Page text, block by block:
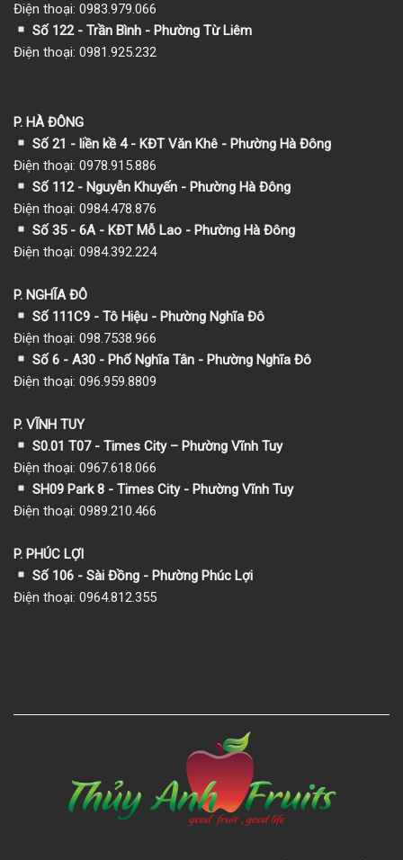
Điện thoại: 0983.979.066
Số 122 - Trần Bình - Phường Từ Liêm
Điện thoại: 0981.925.232
P. HÀ ĐÔNG
Số 21 - liền kề 4 - KĐT Văn Khê - Phường Hà Đông
Điện thoại: 0978.915.886
Số 112 - Nguyễn Khuyến - Phường Hà Đông
Điện thoại: 0984.478.876
Số 35 - 6A - KĐT Mỗ Lao - Phường Hà Đông
Điện thoại: 0984.392.224
P. NGHĨA ĐÔ
Số 111C9 - Tô Hiệu - Phường Nghĩa Đô
Điện thoại: 098.7538.966
Số 6 - A30 - Phố Nghĩa Tân - Phường Nghĩa Đô
Điện thoại: 096.959.8809
P. VĨNH TUY
S0.01 T07 - Times City – Phường Vĩnh Tuy
Điện thoại: 0967.618.066
SH09 Park 8 - Times City - Phường Vĩnh Tuy
Điện thoại: 0989.210.466
P. PHÚC LỢI
Số 106 - Sài Đồng - Phường Phúc Lợi
Điện thoại: 0964.812.355